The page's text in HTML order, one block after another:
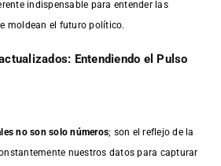
indispensable para entender las
moldean el futuro político.
Entendiendo el Pulso
no son solo números; son el reflejo de la
nuestros datos para capturar